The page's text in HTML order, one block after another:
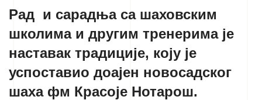
Рад и сарадња са шаховским
школима и другим тренерима је
наставак традиције, коју је
успоставио доајен новосадског
шаха фм Красоје Нотарош.